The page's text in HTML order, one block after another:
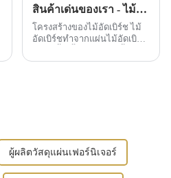
สินค้าเด่นของเรา - ไม้อัดเบิร์ช
โครงสร้างของไม้อัดเบิร์ช ไม้
อัดเบิร์ชทำจากแผ่นไม้อัดเบิร์ช
ว่าหน้าและหลัง ในขณะที่ชั้น
ผู้ผลิตวัสดุแผ่นเฟอร์นิเจอร์